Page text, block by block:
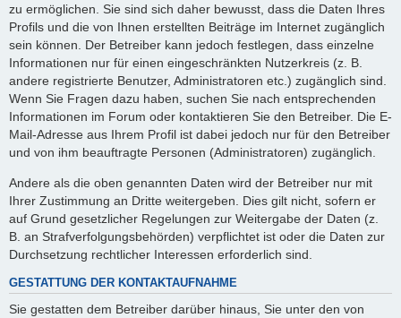
zu ermöglichen. Sie sind sich daher bewusst, dass die Daten Ihres
Profils und die von Ihnen erstellten Beiträge im Internet zugänglich
sein können. Der Betreiber kann jedoch festlegen, dass einzelne
Informationen nur für einen eingeschränkten Nutzerkreis (z. B.
andere registrierte Benutzer, Administratoren etc.) zugänglich sind.
Wenn Sie Fragen dazu haben, suchen Sie nach entsprechenden
Informationen im Forum oder kontaktieren Sie den Betreiber. Die E-
Mail-Adresse aus Ihrem Profil ist dabei jedoch nur für den Betreiber
und von ihm beauftragte Personen (Administratoren) zugänglich.
Andere als die oben genannten Daten wird der Betreiber nur mit
Ihrer Zustimmung an Dritte weitergeben. Dies gilt nicht, sofern er
auf Grund gesetzlicher Regelungen zur Weitergabe der Daten (z.
B. an Strafverfolgungsbehörden) verpflichtet ist oder die Daten zur
Durchsetzung rechtlicher Interessen erforderlich sind.
GESTATTUNG DER KONTAKTAUFNAHME
Sie gestatten dem Betreiber darüber hinaus, Sie unter den von